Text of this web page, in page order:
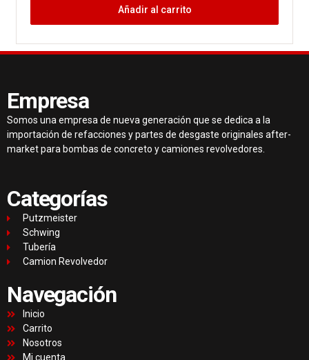
Añadir al carrito
Empresa
Somos una empresa de nueva generación que se dedica a la
importación de refacciones y partes de desgaste originales after-
market para bombas de concreto y camiones revolvedores.
Categorías
Putzmeister
Schwing
Tubería
Camion Revolvedor
Navegación
Inicio
Carrito
Nosotros
Mi cuenta